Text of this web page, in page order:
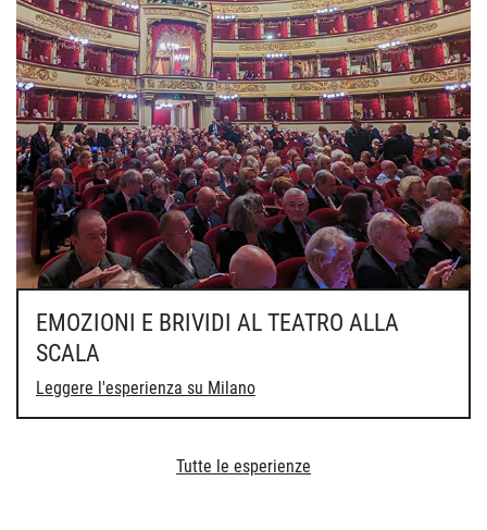
EMOZIONI E BRIVIDI AL TEATRO ALLA
SCALA
Leggere l'esperienza su Milano
Tutte le esperienze